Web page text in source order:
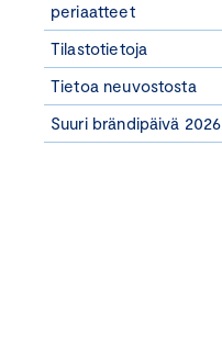
periaatteet
Tilastotietoja
Tietoa neuvostosta
Suuri brändipäivä 2026